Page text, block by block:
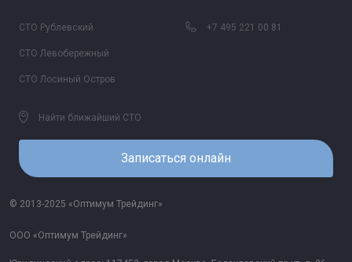
СТО Рублевский
СТО Левобережный
СТО Лосиный Остров
Найти ближайший СТО
+7 495 221 00 81
Записаться онлайн
© 2013-2025 «Оптимум Трейдинг»
ООО «Оптимум Трейдинг»